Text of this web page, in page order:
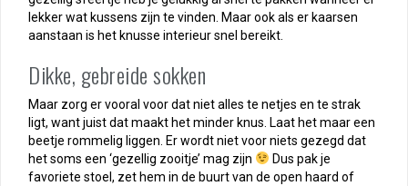
lekker wat kussens zijn te vinden. Maar ook als er kaarsen
aanstaan is het knusse interieur snel bereikt.
Dikke, gebreide sokken
Maar zorg er vooral voor dat niet alles te netjes en te strak
ligt, want juist dat maakt het minder knus. Laat het maar een
beetje rommelig liggen. Er wordt niet voor niets gezegd dat
het soms een ‘gezellig zooitje’ mag zijn
Dus pak je
favoriete stoel, zet hem in de buurt van de open haard of